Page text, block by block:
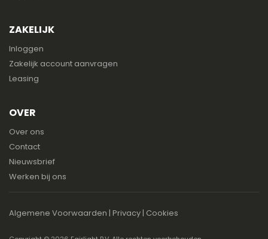
ZAKELIJK
Inloggen
Zakelijk account aanvragen
Leasing
OVER
Over ons
Contact
Nieuwsbrief
Werken bij ons
Algemene Voorwaarden | Privacy| Cookies